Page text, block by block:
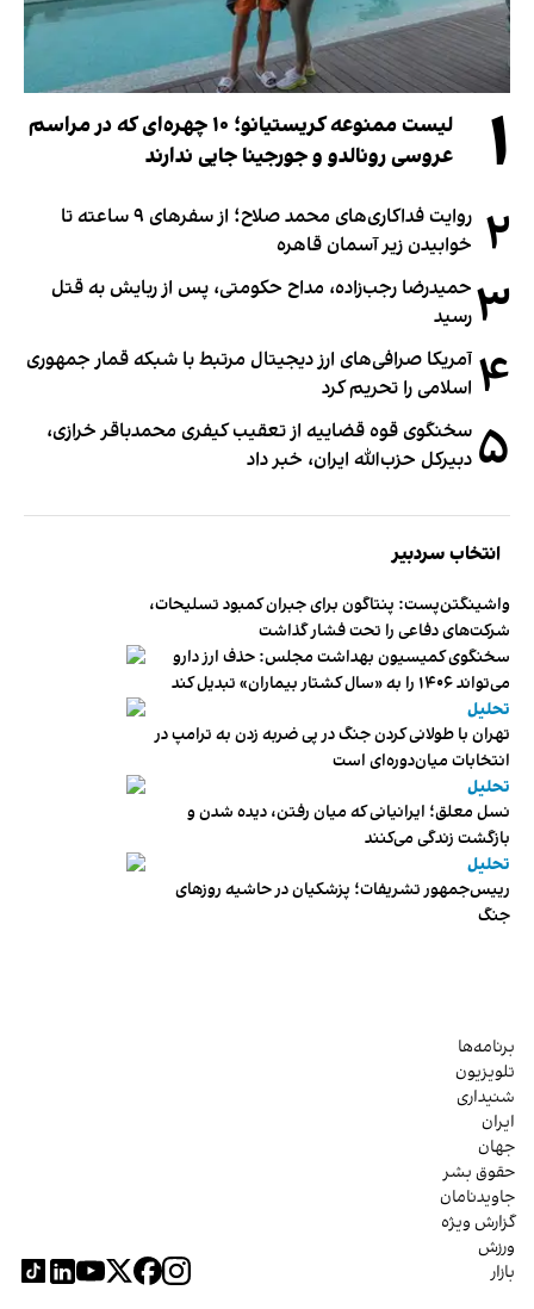
۱
لیست ممنوعه کریستیانو؛ ۱۰ چهره‌ای که در مراسم
عروسی رونالدو و جورجینا جایی ندارند
۲
روایت فداکاری‌های محمد صلاح؛ از سفرهای ۹ ساعته تا
خوابیدن زیر آسمان قاهره
۳ حمیدرضا رجب‌زاده، مداح حکومتی، پس از ربایش به قتل
رسید
۴ آمریکا صرافی‌های ارز دیجیتال مرتبط با شبکه قمار جمهوری
اسلامی را تحریم کرد
۵ سخنگوی قوه قضاییه از تعقیب کیفری محمدباقر خرازی،
دبیر‌کل حزب‌الله ایران، خبر داد
انتخاب سردبیر
واشینگتن‌پست: پنتاگون برای جبران کمبود تسلیحات،
شرکت‌های دفاعی را تحت فشار گذاشت
سخنگوی کمیسیون بهداشت مجلس: حذف ارز دارو
می‌تواند ۱۴۰۶ را به «سال کشتار بیماران» تبدیل کند
تحلیل
تهران با طولانی کردن جنگ در پی ضربه زدن به ترامپ در
انتخابات میان‌دوره‌ای است
تحلیل
نسل معلق؛ ایرانیانی که میان رفتن، دیده شدن و
بازگشت زندگی می‌کنند
تحلیل
رییس‌جمهور تشریفات؛ پزشکیان در حاشیه روزهای
جنگ
برنامه‌ها
تلویزیون
شنیداری
ایران
جهان
حقوق بشر
جاویدنامان
گزارش ویژه
ورزش
بازار